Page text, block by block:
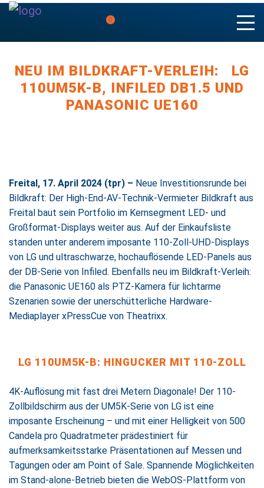
0
NEU IM BILDKRAFT-VERLEIH: LG
110UM5K-B, INFILED DB1.5 UND
PANASONIC UE160
Freital, 17. April 2024 (tpr) – Neue Investitionsrunde bei
Bildkraft: Der High-End-AV-Technik-Vermieter Bildkraft aus
Freital baut sein Portfolio im Kernsegment LED- und
Großformat-Displays weiter aus. Auf der Einkaufsliste
standen unter anderem imposante 110-Zoll-UHD-Displays
von LG und ultraschwarze, hochauflösende LED-Panels aus
der DB-Serie von Infiled. Ebenfalls neu im Bildkraft-Verleih:
die Panasonic UE160 als PTZ-Kamera für lichtarme
Szenarien sowie der unerschütterliche Hardware-
Mediaplayer xPressCue von Theatrixx.
LG 110UM5K-B: HINGUCKER MIT 110-ZOLL
4K-Auflösung mit fast drei Metern Diagonale! Der 110-
Zollbildschirm aus der UM5K-Serie von LG ist eine
imposante Erscheinung – und mit einer Helligkeit von 500
Candela pro Quadratmeter prädestiniert für
aufmerksamkeitsstarke Präsentationen auf Messen und
Tagungen oder am Point of Sale. Spannende Möglichkeiten
im Stand-alone-Betrieb bieten die WebOS-Plattform von